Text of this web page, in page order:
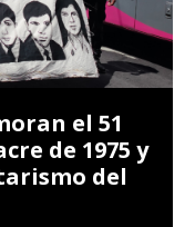
el 51
de 1975 y
del